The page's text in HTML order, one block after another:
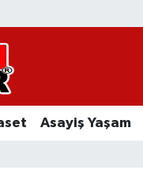
Asayiş Yaşam